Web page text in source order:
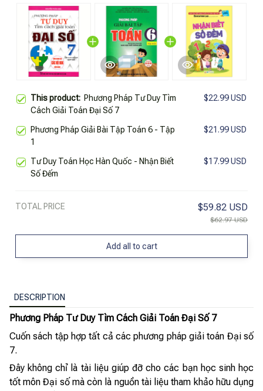
This product: Phương Pháp Tư Duy Tìm
Cách Giải Toán Đại Số 7
$22.99 USD
Phương Pháp Giải Bài Tập Toán 6 - Tập
1
$21.99 USD
Tư Duy Toán Học Hàn Quốc - Nhận Biết
Số Đếm
$17.99 USD
TOTAL PRICE $59.82 USD
$62.97 USD
Add all to cart
DESCRIPTION
Phương Pháp Tư Duy Tìm Cách Giải Toán Đại Số 7
Cuốn sách tập hợp tất cả các phương pháp giải toán Đại số
7.
Đây không chỉ là tài liệu giúp đỡ cho các bạn học sinh học
tốt môn Đại số mà còn là nguồn tài liệu tham khảo hữu dụng